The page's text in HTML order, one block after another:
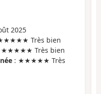
2025
Très bien
★★★★★ Très bien
: ★★★★★ Très